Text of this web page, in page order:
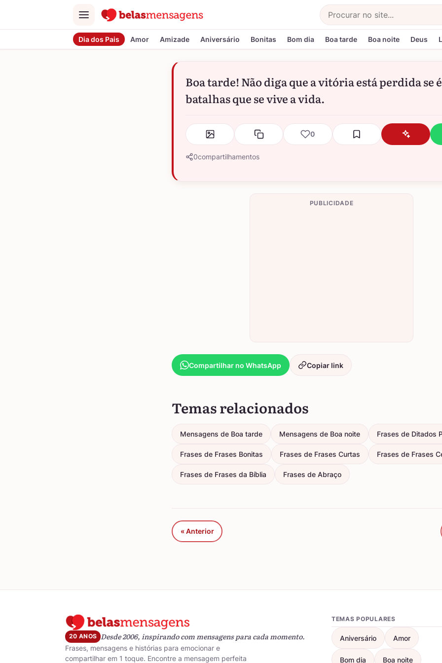
Menu
Buscar
Dia dos Pais Amor Amizade Aniversário Bonitas Bom dia Boa tarde Boa noite Deus
Boa tarde! Não diga que a vitória está perdida se
batalhas que se vive a vida.
0
0compartilhamentos
PUBLICIDADE
Compartilhar no WhatsApp Copiar link
Temas relacionados
Mensagens de Boa tarde Mensagens de Boa noite Frases de Ditados
Frases de Frases Bonitas Frases de Frases Curtas Frases de Frases
Frases de Frases da Bíblia Frases de Abraço
« Anterior
20 ANOS Desde 2006, inspirando com mensagens para cada momento.
Frases, mensagens e histórias para emocionar e
compartilhar em 1 toque. Encontre a mensagem perfeita
TEMAS POPULARES
Aniversário Amor
Bom dia Boa noite